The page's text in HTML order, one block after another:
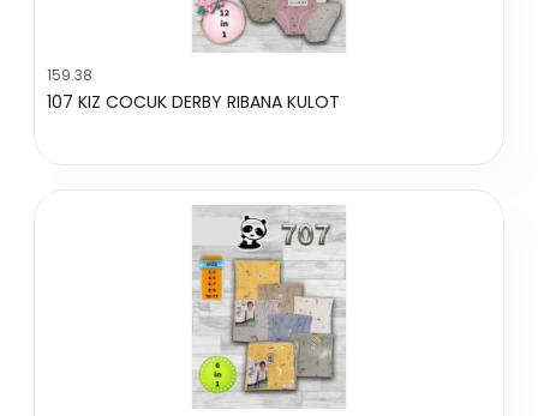
159.38
107 KIZ COCUK DERBY RIBANA KULOT